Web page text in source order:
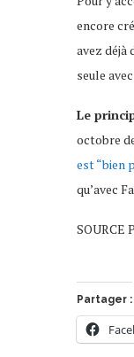
encore
avez déjà
seule
Le
octobre
est “bien
qu’avec
SOURCE
Partager :